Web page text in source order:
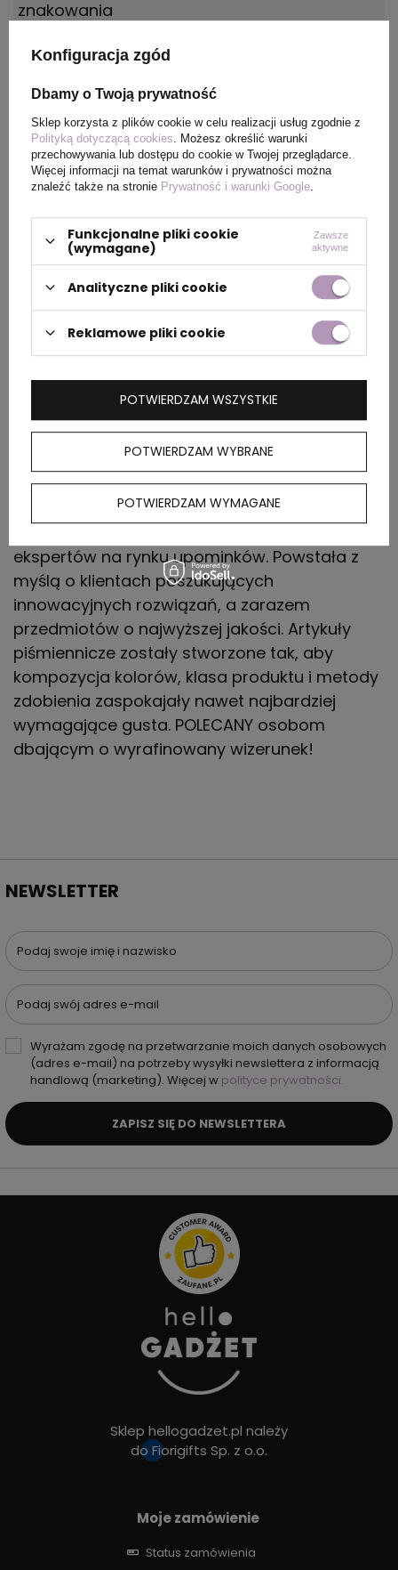
znakowania
Wielkość
Opakowanie etui Basic
OPIS
Pełen energii długopisVela, polskiej marki
posiada korpus pokryty czarnym matowym
lakierem oraz złote wykończenia. Logo marki
zostało umieszczone na klipsie i na korpusie
poniżej. Przekręcany mechanizm włączający.
Długopisy zaopatrzono we wkład z niebieskim
tuszem. Każdy długopis został zapakowany w
oryginalne etui Basic.
to kolekcja idealna dla osób z dużą
wyobraźnią, wrażliwych, zdecydowanych w
swoich wyborach.
®
ekspertów na rynku upominków. Powstała z
myślą o klientach poszukujących
innowacyjnych rozwiązań, a zarazem
przedmiotów o najwyższej jakości. Artykuły
piśmiennicze zostały stworzone tak, aby
kompozycja kolorów, klasa produktu i metody
zdobienia zaspokajały nawet najbardziej
wymagające gusta. POLECANY osobom
dbającym o wyrafinowany wizerunek!
NEWSLETTER
Podaj swoje imię i nazwisko
Podaj swój adres e-mail
Wyrażam zgodę na przetwarzanie moich danych osobowych
(adres e-mail) na potrzeby wysyłki newslettera z informacją
handlową (marketing). Więcej w polityce prywatności.
ZAPISZ SIĘ DO NEWSLETTERA
Sklep hellogadzet.pl należy
do Fiorigifts Sp. z o.o.
Moje zamówienie
Status zamówienia
Konfiguracja zgód
Dbamy o Twoją prywatność
Sklep korzysta z plików cookie w celu realizacji usług zgodnie z
Polityką dotyczącą cookies . Możesz określić warunki
przechowywania lub dostępu do cookie w Twojej przeglądarce.
Więcej informacji na temat warunków i prywatności można
znaleźć także na stronie Prywatność i warunki Google
Funkcjonalne pliki cookie
(wymagane)
Zawsze
aktywne
Analityczne pliki cookie
Reklamowe pliki cookie
POTWIERDZAM WYBRANE
POTWIERDZAM WYMAGANE
POTWIERDZAM WSZYSTKIE